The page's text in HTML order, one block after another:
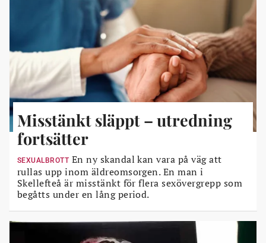
Misstänkt släppt – utredning
fortsätter
SEXUALBROTT En ny skandal kan vara på väg att
rullas upp inom äldreomsorgen. En man i
Skellefteå är misstänkt för flera sexövergrepp som
begåtts under en lång period.